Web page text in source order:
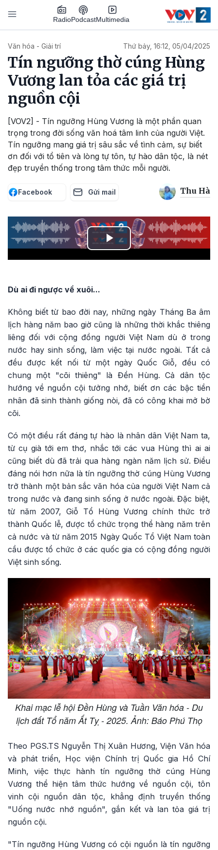
Nhảy đến nội dung
RadioPodcastMultimedia
Văn hóa - Giải trí Thứ bảy, 16:12, 05/04/2025
Tín ngưỡng thờ cúng Hùng
Vương lan tỏa các giá trị
nguồn cội
[VOV2] - Tín ngưỡng Hùng Vương là một phần quan
trọng trong đời sống văn hoá tâm linh của người Việt.
Tín ngưỡng mang giá trị sâu sắc về tình cảm, sự biết
ơn đối với tổ tiên và lòng tự tôn, tự hào dân tộc, là nét
đẹp truyền thống trong tâm thức mỗi người.
Facebook Gửi mail Thu Hà
Play
​Dù ai đi ngược về xuôi...
Không biết từ bao đời nay, những ngày Tháng Ba âm
lịch hàng năm bao giờ cũng là những thời khắc thiêng
liêng đối với cộng đồng người Việt Nam dù ở trong
nước hay sinh sống, làm việc tại nước ngoài. Tất cả
đều được kết nối từ một ngày Quốc Giỗ, đều có
chung một "cõi thiêng" là Đền Hùng. Cả dân tộc
hướng về nguồn cội tưởng nhớ, biết ơn các bậc tiền
nhân đã sinh thành giống nòi, đã có công khai mở bờ
cõi.
Có một điều rất đáng tự hào là nhân dân Việt Nam ta,
từ cụ già tới em thơ, nhắc tới các vua Hùng thì ai ai
cũng biết dù đã trải qua hàng ngàn năm lịch sử. Điều
đáng nói hơn nữa là tín ngưỡng thờ cúng Hùng Vương
trở thành một bản sắc văn hóa của người Việt Nam cả
trong nước và đang sinh sống ở nước ngoài. Đặc biệt,
từ năm 2007, Giỗ Tổ Hùng Vương chính thức trở
thành Quốc lễ, được tổ chức trọng thể hàng năm trên
cả nước và từ năm 2015 Ngày Quốc Tổ Việt Nam toàn
cầu được tổ chức ở các quốc gia có cộng đồng người
Việt sinh sống.
Khai mạc lễ hội Đền Hùng và Tuần Văn hóa - Du
lịch đất Tổ năm Ất Tỵ - 2025. Ảnh: Báo Phú Thọ
Theo PGS.TS Nguyễn Thị Xuân Hương, Viện Văn hóa
và phát triển, Học viện Chính trị Quốc gia Hồ Chí
Minh, việc thực hành tín ngưỡng thờ cúng Hùng
Vương thể hiện tâm thức hướng về nguồn cội, tôn
vinh cội nguồn dân tộc, khẳng định truyền thống
"Uống nước nhớ nguồn", gắn kết và lan tỏa giá trị
nguồn cội.
"Tín ngưỡng Hùng Vương có cội nguồn là tín ngưỡng